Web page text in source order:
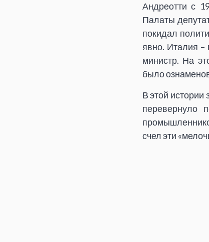
Андреотти с
Палаты
покидал
явно. Италия –
министр. На
было
В этой
перевернуло
счел эти